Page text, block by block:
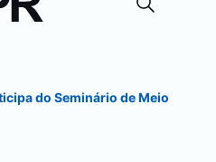
do Seminário de Meio